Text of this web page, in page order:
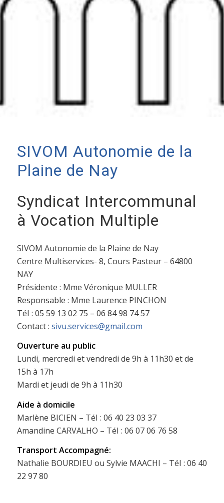
SIVOM Autonomie de la
Plaine de Nay
Syndicat Intercommunal
à Vocation Multiple
SIVOM Autonomie de la Plaine de Nay
Centre Multiservices- 8, Cours Pasteur – 64800
NAY
Présidente : Mme Véronique MULLER
Responsable : Mme Laurence PINCHON
TéI : 05 59 13 02 75 – 06 84 98 74 57
Contact : sivu.services@gmail.com
Ouverture au public
Lundi, mercredi et vendredi de 9h à 11h30 et de
15h à 17h
Mardi et jeudi de 9h à 11h30
Aide à domicile
Marlène BICIEN – TéI : 06 40 23 03 37
Amandine CARVALHO – TéI : 06 07 06 76 58
Transport Accompagné:
Nathalie BOURDIEU ou Sylvie MAACHI – TéI : 06 40
22 97 80